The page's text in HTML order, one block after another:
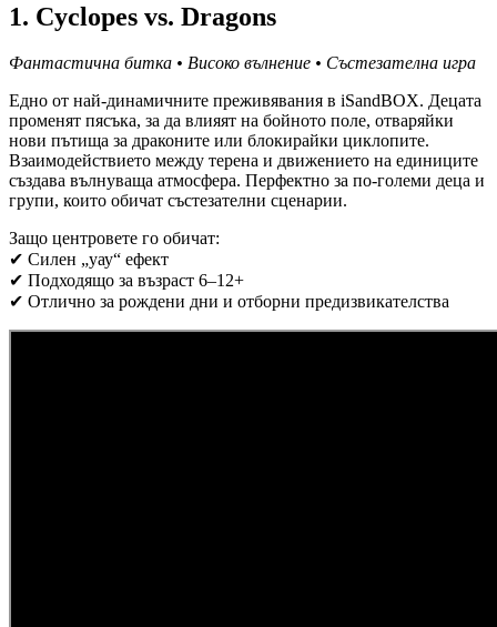
1. Cyclopes vs. Dragons
Фантастична битка • Високо вълнение • Състезателна игра
Едно от най-динамичните преживявания в iSandBOX. Децата
променят пясъка, за да влияят на бойното поле, отваряйки
нови пътища за драконите или блокирайки циклопите.
Взаимодействието между терена и движението на единиците
създава вълнуваща атмосфера. Перфектно за по-големи деца и
групи, които обичат състезателни сценарии.
Защо центровете го обичат:
✔ Силен „уау“ ефект
✔ Подходящо за възраст 6–12+
✔ Отлично за рождени дни и отборни предизвикателства